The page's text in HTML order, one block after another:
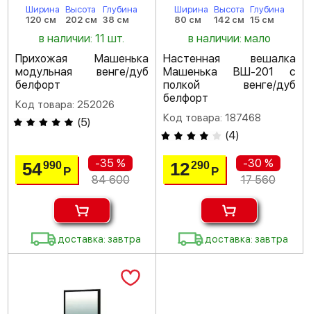
Ширина
120 см
Высота
202 см
Глубина
38 см
в наличии: 11 шт.
Прихожая Машенька
модульная венге/дуб
белфорт
Код товара: 252026
(5)
54990Р
-35 %
84 600
доставка: завтра
Ширина
80 см
Высота
142 см
Глубина
15 см
в наличии: мало
Настенная вешалка
Машенька ВШ-201 с
полкой венге/дуб
белфорт
Код товара: 187468
(4)
12290 Р
-30 %
17 560
доставка: завтра